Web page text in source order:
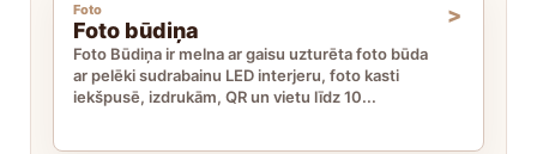
Foto
Foto būdiņa
Foto Būdiņa ir melna ar gaisu uzturēta foto būda
ar pelēki sudrabainu LED interjeru, foto kasti
iekšpusē, izdrukām, QR un vietu līdz 10...